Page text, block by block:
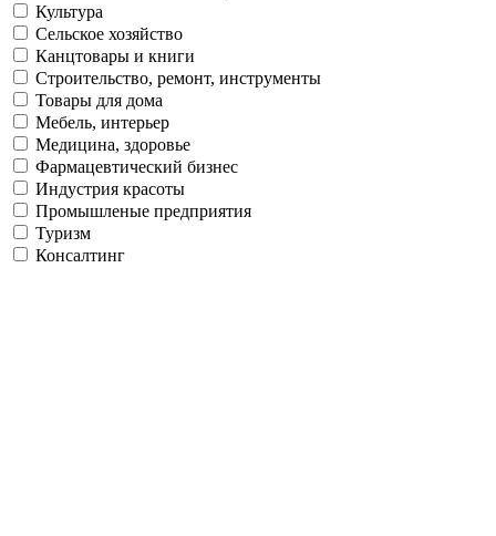
Культура
Сельское хозяйство
Канцтовары и книги
Строительство, ремонт, инструменты
Товары для дома
Мебель, интерьер
Медицина, здоровье
Фармацевтический бизнес
Индустрия красоты
Промышленые предприятия
Туризм
Консалтинг